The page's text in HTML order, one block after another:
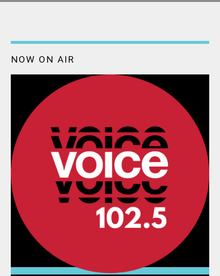
NOW ON AIR